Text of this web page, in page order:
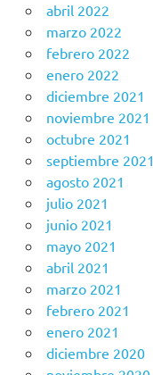
abril 2022
marzo 2022
febrero 2022
enero 2022
diciembre 2021
noviembre 2021
octubre 2021
septiembre 2021
agosto 2021
julio 2021
junio 2021
mayo 2021
abril 2021
marzo 2021
febrero 2021
enero 2021
diciembre 2020